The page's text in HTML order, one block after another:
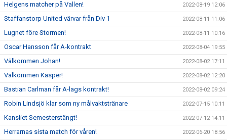
Helgens matcher på Vallen! 2022-08-19 12:06
Staffanstorp United värvar från Div 1 2022-08-11 11:06
Lugnet före Stormen! 2022-08-11 10:16
Oscar Hansson får A-kontrakt 2022-08-04 19:55
Välkommen Johan! 2022-08-02 17:11
Välkommen Kasper! 2022-08-02 12:20
Bastian Carlman får A-lags kontrakt! 2022-08-02 09:24
Robin Lindsjö klar som ny målvaktstränare 2022-07-15 10:11
Kansliet Semesterstängt! 2022-07-12 14:11
Herrarnas sista match för våren! 2022-06-20 18:56